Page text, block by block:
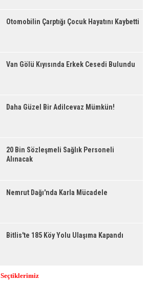
Otomobilin Çarptığı Çocuk Hayatını Kaybetti
Van Gölü Kıyısında Erkek Cesedi Bulundu
Daha Güzel Bir Adilcevaz Mümkün!
20 Bin Sözleşmeli Sağlık Personeli
Alınacak
Nemrut Dağı'nda Karla Mücadele
Bitlis'te 185 Köy Yolu Ulaşıma Kapandı
Seçtiklerimiz